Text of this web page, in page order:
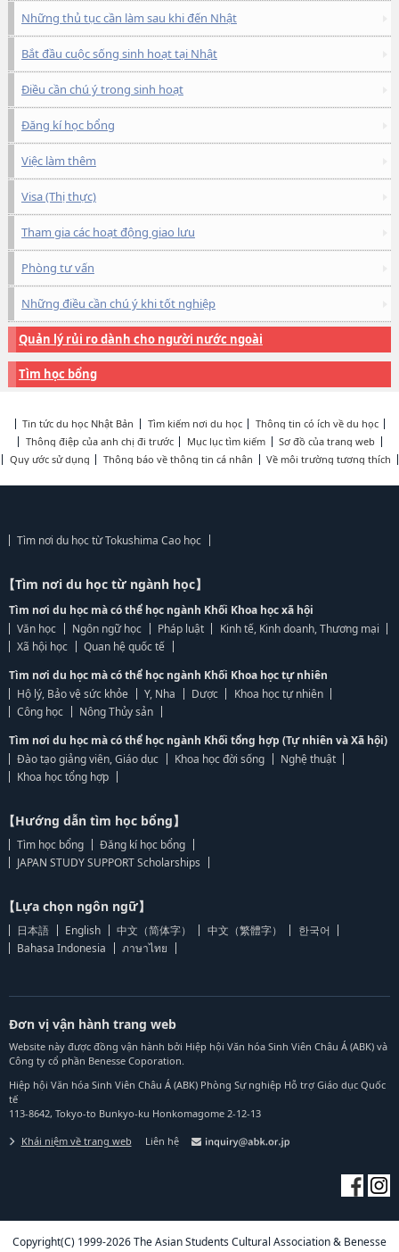
Những thủ tục cần làm sau khi đến Nhật
Bắt đầu cuộc sống sinh hoạt tại Nhật
Điều cần chú ý trong sinh hoạt
Đăng kí học bổng
Việc làm thêm
Visa (Thị thực)
Tham gia các hoạt động giao lưu
Phòng tư vấn
Những điều cần chú ý khi tốt nghiệp
Quản lý rủi ro dành cho người nước ngoài
Tìm học bổng
Tin tức du học Nhật Bản Tìm kiếm nơi du học
Thông tin có ích về du học
Thông điệp của anh chị đi trước
Mục lục tìm kiếm
Sơ đồ của trang web
Quy ước sử dụng
Thông báo về thông tin cá nhân Về môi trường tương thích
Tìm nơi du học từ Tokushima Cao học
【Tìm nơi du học từ ngành học】
Tìm nơi du học mà có thể học ngành Khối Khoa học xã hội
Văn học
Ngôn ngữ học Pháp luật
Kinh tế, Kinh doanh, Thương mại
Xã hội học
Quan hệ quốc tế
Tìm nơi du học mà có thể học ngành Khối Khoa học tự nhiên
Hộ lý, Bảo vệ sức khỏe
Y, Nha Dược
Khoa học tự nhiên
Công học
Nông Thủy sản
Tìm nơi du học mà có thể học ngành Khối tổng hợp (Tự nhiên và Xã hội)
Đào tạo giảng viên, Giáo dục
Khoa học đời sống
Nghệ thuật
Khoa học tổng hợp
【Hướng dẫn tìm học bổng】
Tìm học bổng
Đăng kí học bổng
JAPAN STUDY SUPPORT Scholarships
【Lựa chọn ngôn ngữ】
日本語 English 中文（简体字） 中文（繁體字）
한국어
Bahasa Indonesia
ภาษาไทย
Đơn vị vận hành trang web
Website này được đồng vận hành bởi Hiệp hội Văn hóa Sinh Viên Châu Á (ABK) và
Công ty cổ phần Benesse Coporation.
Hiệp hội Văn hóa Sinh Viên Châu Á (ABK) Phòng Sự nghiệp Hỗ trợ Giáo dục Quốc
tế
113-8642, Tokyo-to Bunkyo-ku Honkomagome 2-12-13
Khái niệm về trang web Liên hệ
Copyright(C) 1999-2026 The Asian Students Cultural Association & Benesse